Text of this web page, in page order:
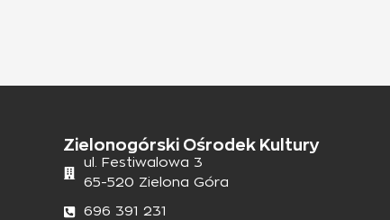
Zielonogórski Ośrodek Kultury
ul. Festiwalowa 3
65-520 Zielona Góra
696 391 231